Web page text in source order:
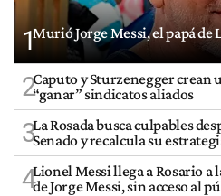
1Murió Jorge Messi, el papá de
2Caputo y Sturzenegger crean
“ganar” sindicatos aliados
3La Rosada busca culpables
Senado y recalcula su
4Lionel Messi llega a Rosario
de Jorge Messi, sin acceso al